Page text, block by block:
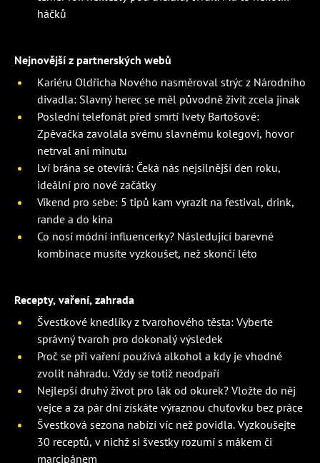
háčků
Nejnovější z partnerských webů
Kariéru Oldřicha Nového nasměroval strýc z Národního
divadla: Slavný herec se měl původně živit zcela jinak
Poslední telefonát před smrtí Ivety Bartošové:
Zpěvačka zavolala svému slavnému kolegovi, hovor
netrval ani minutu
Lví brána se otevírá: Čeká nás nejsilnější den roku,
ideální pro nové začátky
Víkend pro sebe: 5 tipů kam vyrazit na festival, drink,
rande a do kina
Co nosí módní influencerky? Následující barevné
kombinace musíte vyzkoušet, než skončí léto
Recepty, vaření, zahrada
Švestkové knedlíky z tvarohového těsta: Vyberte
správný tvaroh pro dokonalý výsledek
Proč se při vaření používá alkohol a kdy je vhodné
zvolit náhradu. Vždy se totiž neodpaří
Nejlepší druhý život pro lák od okurek? Vložte do něj
vejce a za pár dní získáte výraznou chuťovku bez práce
Švestková sezona nabízí víc než povidla. Vyzkoušejte
30 receptů, v nichž si švestky rozumí s mákem či
marcipánem